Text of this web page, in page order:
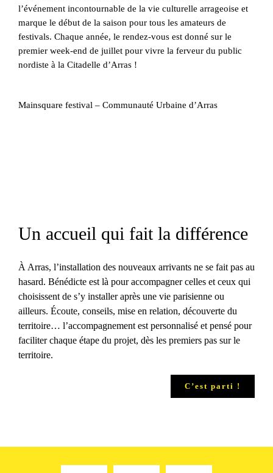
l’événement incontournable de la vie culturelle arrageoise et
marque le début de la saison pour tous les amateurs de
festivals. Chaque année, le rendez-vous est donné sur le
premier week-end de juillet pour vivre la ferveur du public
nordiste à la Citadelle d’Arras !
Mainsquare festival – Communauté Urbaine d’Arras
Un accueil qui fait la différence
À Arras, l’installation des nouveaux arrivants ne se fait pas au
hasard. Bénédicte est là pour accompagner celles et ceux qui
choisissent de s’y installer après une vie parisienne ou
ailleurs. Écoute, conseils, mise en relation, découverte du
territoire… l’accompagnement est personnalisé et pensé pour
faciliter chaque étape du projet, dès les premiers pas sur le
territoire.
C’est parti !